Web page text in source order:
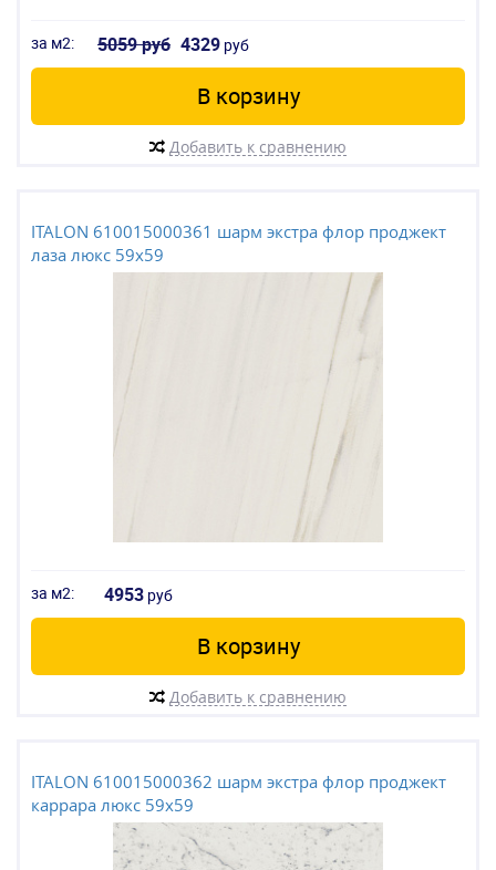
за м2: 5059 руб 4329 руб
В корзину
Добавить к сравнению
ITALON 610015000361 шарм экстра флор проджект
лаза люкс 59x59
за м2: 4953 руб
В корзину
Добавить к сравнению
ITALON 610015000362 шарм экстра флор проджект
каррара люкс 59x59